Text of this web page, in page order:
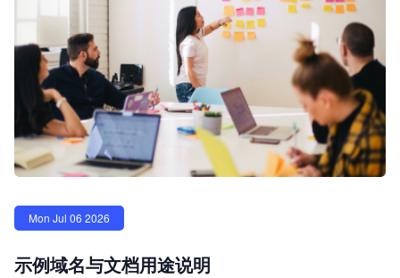
Mon Jul 06 2026
示例域名与文档用途说明